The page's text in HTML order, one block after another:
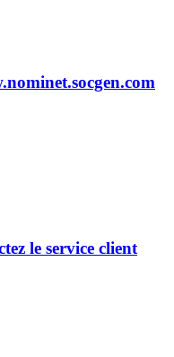
le service client